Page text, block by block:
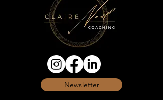
Newsletter